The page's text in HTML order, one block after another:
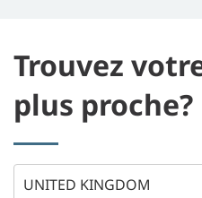
Trouvez
plus proche?
UNITED KINGDOM